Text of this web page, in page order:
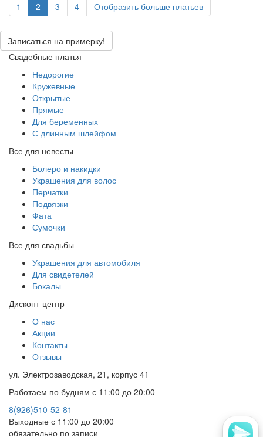
1 2 3 4 Отобразить больше платьев
Записаться на примерку!
Свадебные платья
Недорогие
Кружевные
Открытые
Прямые
Для беременных
С длинным шлейфом
Все для невесты
Болеро и накидки
Украшения для волос
Перчатки
Подвязки
Фата
Сумочки
Все для свадьбы
Украшения для автомобиля
Для свидетелей
Бокалы
Дисконт-центр
О нас
Акции
Контакты
Отзывы
ул. Электрозаводская, 21, корпус 41
Работаем по будням с 11:00 до 20:00
8(926)510-52-81
Выходные с 11:00 до 20:00
обязательно по записи